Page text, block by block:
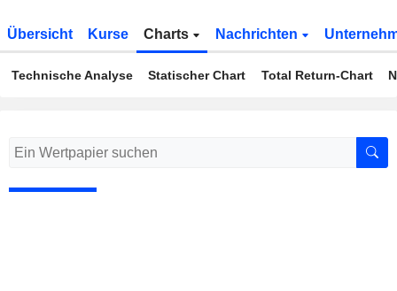
Übersicht Kurse Charts Nachrichten
Technische Analyse Statischer Chart Total Return-Chart